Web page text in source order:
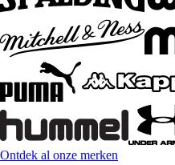
Ontdek al onze merken